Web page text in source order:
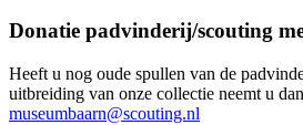
Donatie padvinderij/scouting
Heeft u nog oude spullen van de
uitbreiding van onze collectie neemt u
museumbaarn@scouting.nl